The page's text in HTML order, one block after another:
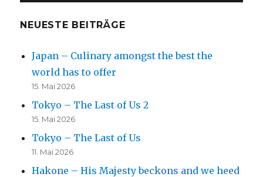
NEUESTE BEITRÄGE
Japan – Culinary amongst the best the
world has to offer
15. Mai 2026
Tokyo – The Last of Us 2
15. Mai 2026
Tokyo – The Last of Us
11. Mai 2026
Hakone – His Majesty beckons and we heed